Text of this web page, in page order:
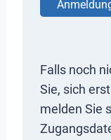
Falls noch
Sie, sich
melden Sie